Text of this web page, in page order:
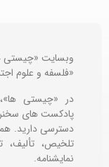
وبسایت «چیستی
«فلسفه و علوم
در «چیستی
پادکست های
دسترسی دارید.
تلخیص، تألیف،
نمایشنامه.